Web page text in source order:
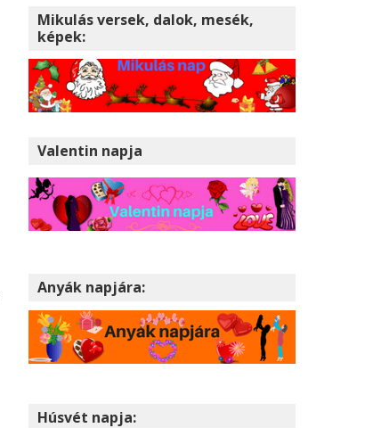
Mikulás versek, dalok, mesék,
képek:
Valentin napja
Anyák napjára:
Húsvét napja: